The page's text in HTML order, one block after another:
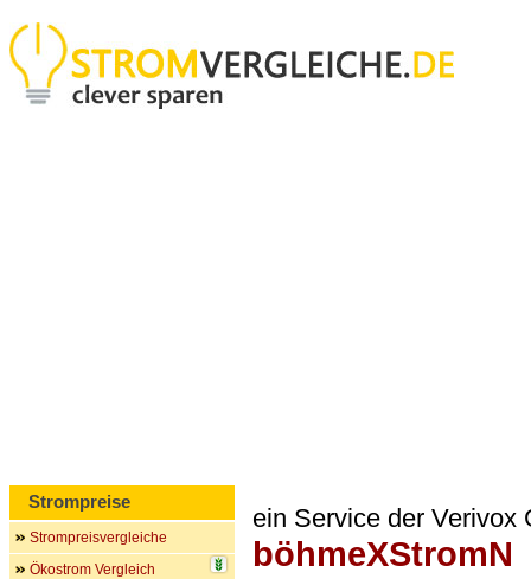
ein Service der Verivox
böhmeXStromN
Strompreise
Strompreisvergleiche
Ökostrom Vergleich